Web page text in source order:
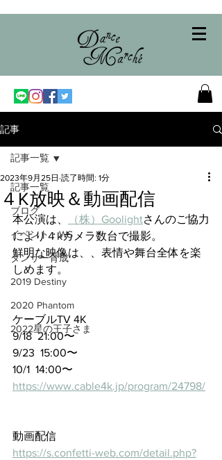
記事
記事一覧
ブログ
イベント・WS
ダンサー育成
2019 Destiny
2020 Phantom
2022星の王子さま
記事一覧
４K放映＆動画配信
2023年9月25日 読了時間: 1分
本公演は、 （株）Goolightさんのご協力
により４kカメラ数台で撮影。
鮮明な映像は、、表情や舞台全体を楽
しめます。
ケーブルTV 4K
9/18  21:00〜
9/23  15:00〜
10/1  14:00〜
https://www.cable4k.jp/program/24798/
動画配信
https://s.confetti-web.com/detail.php?